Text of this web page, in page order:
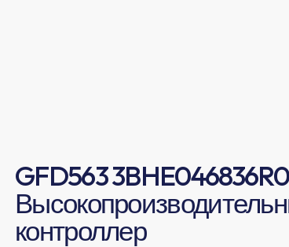
GFD563
контроллер